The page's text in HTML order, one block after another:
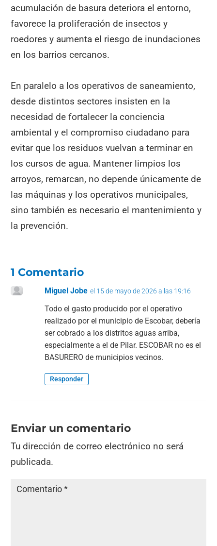
acumulación de basura deteriora el entorno,
favorece la proliferación de insectos y
roedores y aumenta el riesgo de inundaciones
en los barrios cercanos.
En paralelo a los operativos de saneamiento,
desde distintos sectores insisten en la
necesidad de fortalecer la conciencia
ambiental y el compromiso ciudadano para
evitar que los residuos vuelvan a terminar en
los cursos de agua. Mantener limpios los
arroyos, remarcan, no depende únicamente de
las máquinas y los operativos municipales,
sino también es necesario el mantenimiento y
la prevención.
1 Comentario
Miguel Jobe el 15 de mayo de 2026 a las 19:16
Todo el gasto producido por el operativo
realizado por el municipio de Escobar, debería
ser cobrado a los distritos aguas arriba,
especialmente a el de Pilar. ESCOBAR no es el
BASURERO de municipios vecinos.
Responder
Enviar un comentario
Tu dirección de correo electrónico no será
publicada.